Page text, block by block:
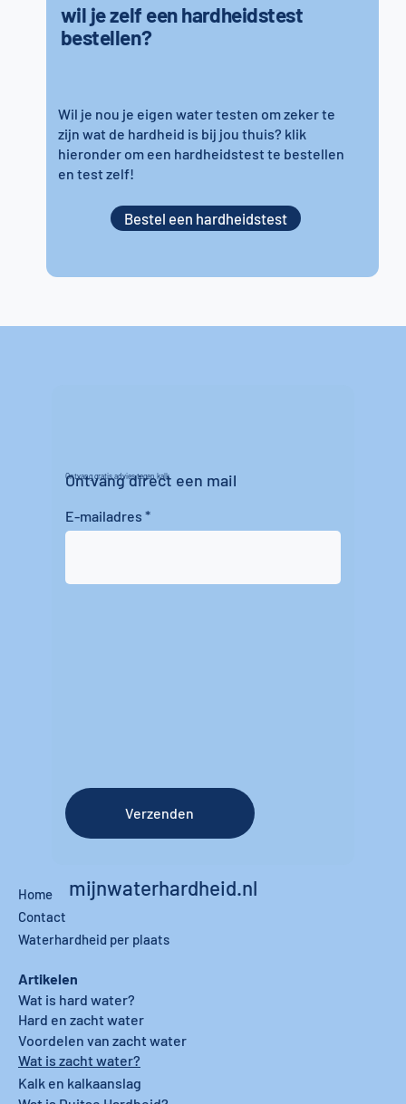
wil je zelf een hardheidstest
bestellen?
Wil je nou je eigen water testen om zeker te
zijn wat de hardheid is bij jou thuis? klik
hieronder om een hardheidstest te bestellen
en test zelf!
Bestel een hardheidstest
Ontvang gratis advies tegen kalk
Ontvang direct een mail
E-mailadres
Verzenden
mijnwaterhardheid.nl
Home
Contact
Waterhardheid per plaats
Artikelen
Wat is hard water?
Hard en zacht water
Wat is zacht water?
Voordelen van zacht water
Kalk en kalkaanslag